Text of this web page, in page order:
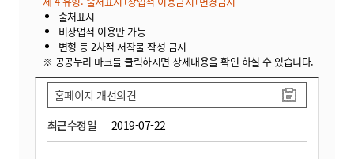
출처표시
비상업적 이용만 가능
변형 등 2차적 저작물 작성 금지
※ 공공누리 마크를 클릭하시면 상세내용을 확인 하실 수 있습니다.
최근수정일 2019-07-22
홈페이지 개선의견